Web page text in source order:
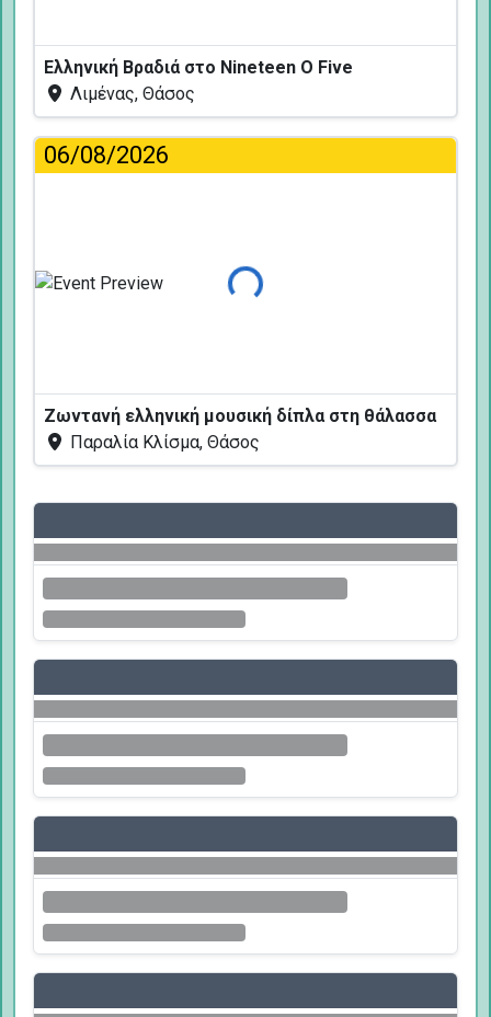
Ελληνική Βραδιά στο Nineteen O Five
Λιμένας, Θάσος
06/08/2026
Φόρτωση...
Ζωντανή ελληνική μουσική δίπλα στη θάλασσα
Παραλία Κλίσμα, Θάσος